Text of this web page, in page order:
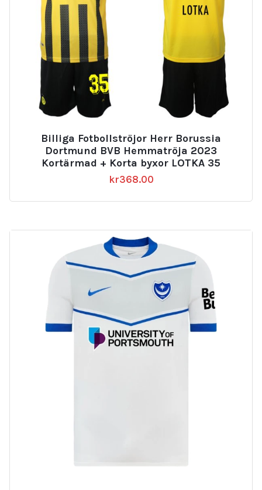
Billiga Fotbollströjor Herr Borussia
Dortmund BVB Hemmatröja 2023
Kortärmad + Korta byxor LOTKA 35
kr368.00